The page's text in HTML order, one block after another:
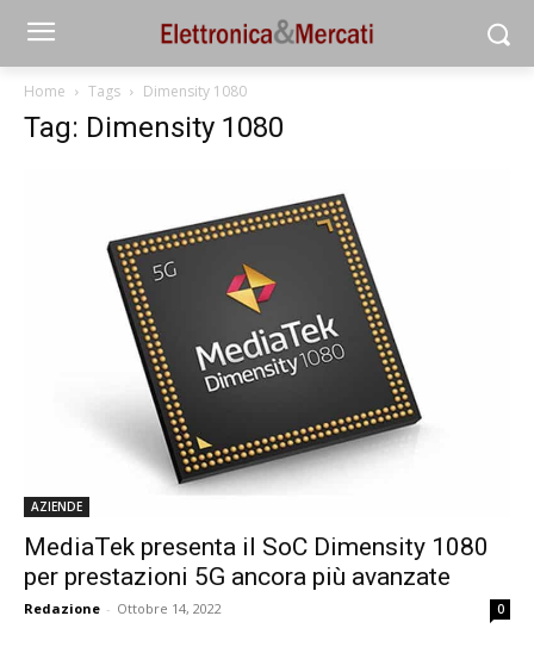
Home Tags Dimensity 1080
Tag: Dimensity 1080
AZIENDE
MediaTek presenta il SoC Dimensity 1080
per prestazioni 5G ancora più avanzate
Redazione - Ottobre 14, 2022 0